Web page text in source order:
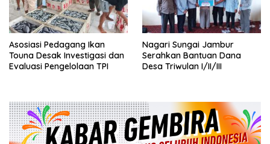
Asosiasi Pedagang Ikan
Touna Desak Investigasi dan
Evaluasi Pengelolaan TPI
Nagari Sungai Jambur
Serahkan Bantuan Dana
Desa Triwulan I/II/III